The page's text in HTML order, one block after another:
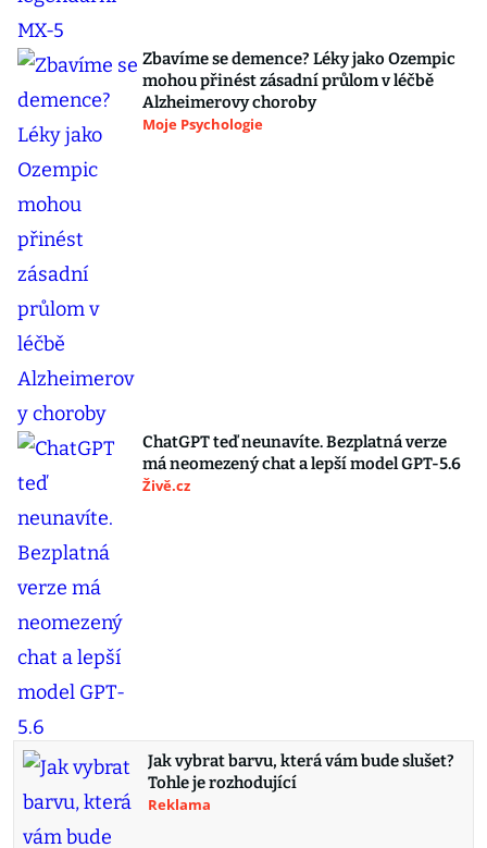
Zbavíme se demence? Léky jako Ozempic
mohou přinést zásadní průlom v léčbě
Alzheimerovy choroby
Moje Psychologie
ChatGPT teď neunavíte. Bezplatná verze
má neomezený chat a lepší model GPT-5.6
Živě.cz
Jak vybrat barvu, která vám bude slušet?
Tohle je rozhodující
Reklama